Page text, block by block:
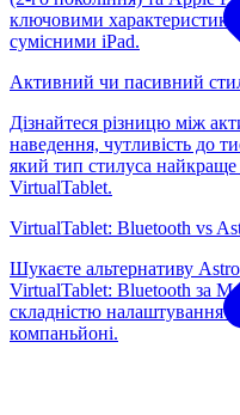
ключовими
сумісними iPad.
Активний чи пасивний
Дізнайтеся різницю між
наведення, чутливість до
який тип стилуса
VirtualTablet.
VirtualTablet: Bluetooth vs
Шукаєте альтернативу
VirtualTablet: Bluetooth за
складністю налаштування
компаньйоні.